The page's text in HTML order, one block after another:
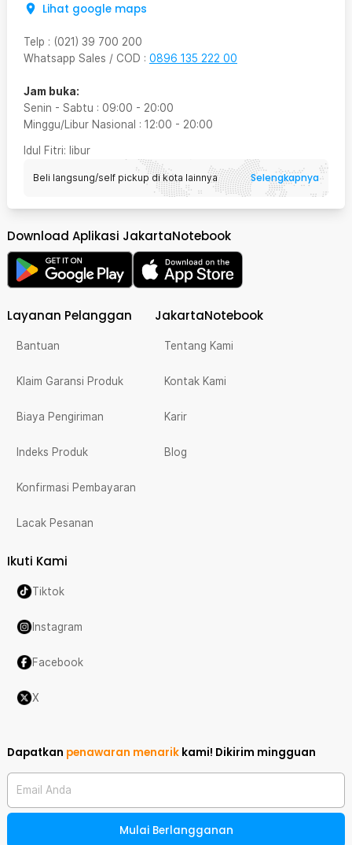
Lihat google maps
Telp : (021) 39 700 200
Whatsapp Sales / COD : 0896 135 222 00
Jam buka:
Senin - Sabtu : 09:00 - 20:00
Minggu/Libur Nasional : 12:00 - 20:00
Idul Fitri: libur
Beli langsung/self pickup di kota lainnya Selengkapnya
Download Aplikasi JakartaNotebook
Layanan Pelanggan
Bantuan
Klaim Garansi Produk
Biaya Pengiriman
Indeks Produk
Konfirmasi Pembayaran
Lacak Pesanan
JakartaNotebook
Tentang Kami
Kontak Kami
Karir
Blog
Ikuti Kami
Tiktok
Instagram
Facebook
X
Dapatkan penawaran menarik kami! Dikirim mingguan
Email Anda
Mulai Berlangganan